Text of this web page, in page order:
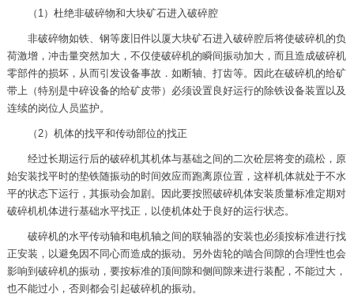
（1）杜绝非破碎物和大块矿石进入破碎腔
非破碎物如铁、钢等废旧件以厦大块矿石进入破碎腔后将使破碎机的负
荷激增，冲击量突然加大，不仅使破碎机的瞬间振动加大，而且造成破碎机
零部件的损坏，从而引发设备事故．如断轴、打齿等。因此在破碎机的给矿
带上（特别是中碎设备的给矿皮带）必须设置良好运行的除铁设备装置以及
连续的岗位人员监护。
（2）机体的找平和传动部位的找正
经过长期运行后的破碎机其机体与基础之间的二次砼层将变的疏松，原
始安装找平时的垫铁随振动的时间效应而跑离原位置，这样机体就处于不水
平的状态下运行，其振动会加剧。因此要按照破碎机体安装质量标准定期对
破碎机机体进行基础水平找正，以使机体处于良好的运行状态。
破碎机的水平传动轴和电机轴之间的联轴器的安装也必须按标准进行找
正安装，以避免因不同心而造成的振动。另外齿轮的啮合间隙的合理性也会
影响到破碎机的振动，要按标准的顶间隙和侧间隙来进行装配，不能过大，
也不能过小，否则都会引起破碎机的振动。